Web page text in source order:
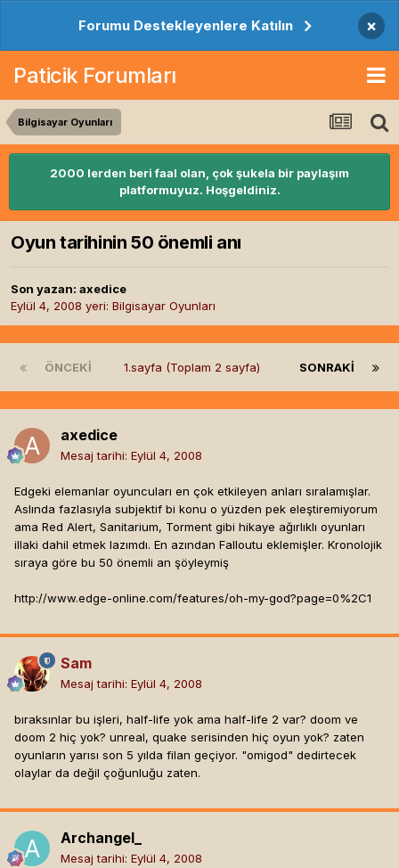
Forumu Destekleyenlere Katılın ×
Paticik Forumları
Bilgisayar Oyunları
2000 lerden beri faal olan, çok şukela bir paylaşım
platformuyuz. Hoşgeldiniz.
Oyun tarihinin 50 önemli anı
Son yazan: axedice
Eylül 4, 2008 yeri: Bilgisayar Oyunları
ÖNCEKI SONRAKI
1.sayfa (Toplam 2 sayfa)
axedice
Mesaj tarihi: Eylül 4, 2008
Edgeki elemanlar oyuncuları en çok etkileyen anları sıralamışlar.
Aslında fazlasıyla subjektif bi konu o yüzden pek eleştiremiyorum
ama Red Alert, Sanitarium, Torment gibi hikaye ağırlıklı oyunları
illaki dahil etmek lazımdı. En azından Falloutu eklemişler. Kronolojik
sıraya göre bu 50 önemli an şöyleymiş
http://www.edge-online.com/features/oh-my-god?page=0%2C1
Sam
Mesaj tarihi: Eylül 4, 2008
bıraksınlar bu işleri, half-life yok ama half-life 2 var? doom ve
doom 2 hiç yok? unreal, quake serisinden hiç oyun yok? zaten
oyunların yarısı son 5 yılda filan geçiyor. "omigod" dedirtecek
olaylar da değil çoğunluğu zaten.
Archangel_
Mesaj tarihi: Eylül 4, 2008